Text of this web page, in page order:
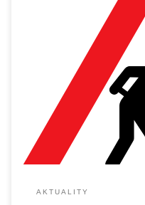
{:cz}V období mezi 19. a
pro výuku 1 za účelem jeho
verzi Moodle 3.6. (ostatní
sledujte aktuální informace na
bude dočasně mimo provoz.
zálohována. Odstávka je
AKTUALITY